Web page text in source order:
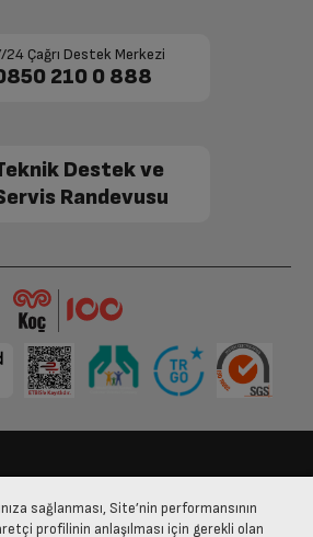
24 Çağrı Destek Merkezi
210 0 888
Destek ve
Randevusu
Satış Sözleşmesi
sağlanması, Site’nin performansının
profilinin anlaşılması için gerekli olan